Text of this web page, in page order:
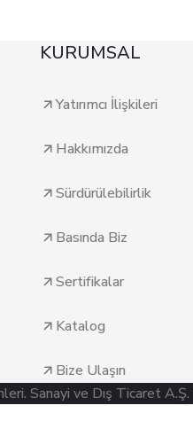
KURUMSAL
Yatırımcı İlişkileri
Hakkımızda
Sürdürülebilirlik
Basında Biz
Sertifikalar
Katalog
Bize Ulaşın
Sanayi ve Dış Ticaret A.Ş.